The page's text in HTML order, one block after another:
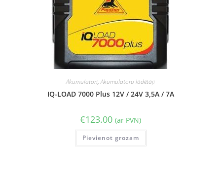
Akumulatori,Akumulatoru lādētāji
IQ-LOAD 7000 Plus 12V / 24V 3,5A / 7A
€123.00 (ar PVN)
Pievienot grozam